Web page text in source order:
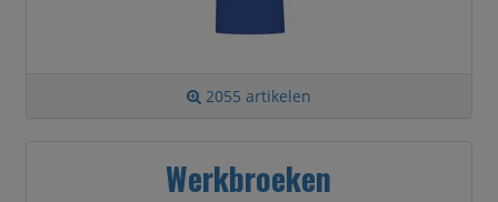
2055 artikelen
Werkbroeken